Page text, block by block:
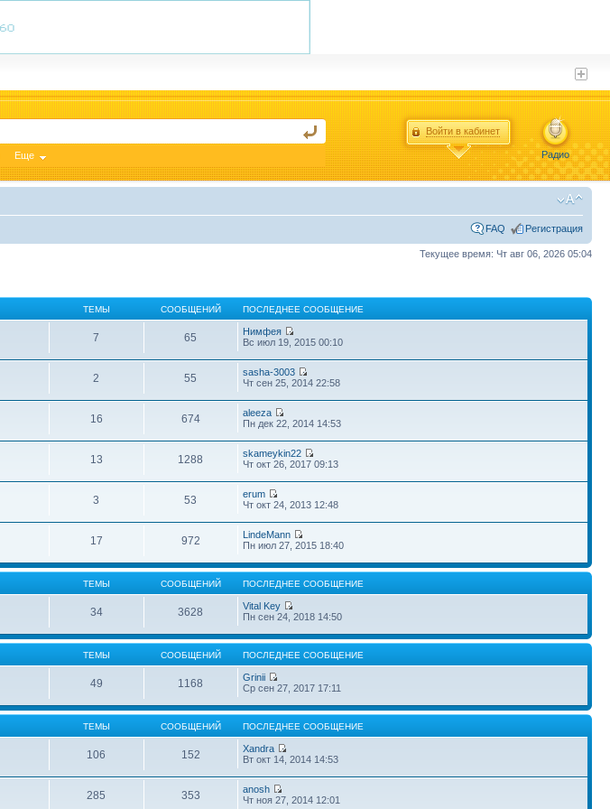
Еще
Войти в кабинет
Радио
FAQ Регистрация
Текущее время: Чт авг 06, 2026 05:04
ТЕМЫ СООБЩЕНИЙ ПОСЛЕДНЕЕ СООБЩЕНИЕ
7 65
Нимфея
Вс июл 19, 2015 00:10
2 55
sasha-3003
Чт сен 25, 2014 22:58
16 674
aleeza
Пн дек 22, 2014 14:53
13 1288
skameykin22
Чт окт 26, 2017 09:13
3 53
erum
Чт окт 24, 2013 12:48
17 972
LindeMann
Пн июл 27, 2015 18:40
ТЕМЫ СООБЩЕНИЙ ПОСЛЕДНЕЕ СООБЩЕНИЕ
34 3628
Vital Key
Пн сен 24, 2018 14:50
ТЕМЫ СООБЩЕНИЙ ПОСЛЕДНЕЕ СООБЩЕНИЕ
49 1168
Grinii
Ср сен 27, 2017 17:11
ТЕМЫ СООБЩЕНИЙ ПОСЛЕДНЕЕ СООБЩЕНИЕ
106 152
Xandra
Вт окт 14, 2014 14:53
285 353
anosh
Чт ноя 27, 2014 12:01